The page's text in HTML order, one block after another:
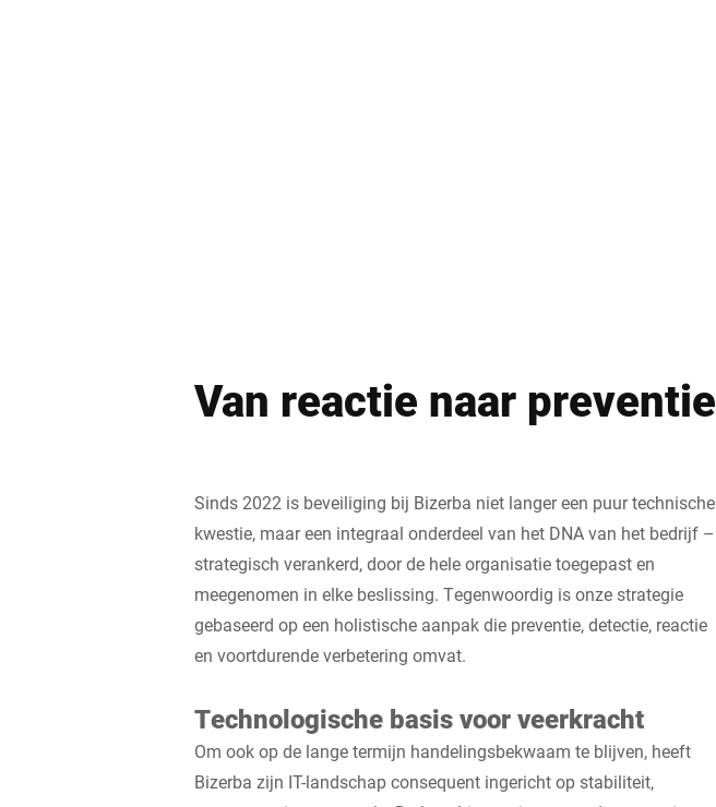
Van reactie naar preventie
Sinds 2022 is beveiliging bij Bizerba niet langer een puur technische
kwestie, maar een integraal onderdeel van het DNA van het bedrijf –
strategisch verankerd, door de hele organisatie toegepast en
meegenomen in elke beslissing. Tegenwoordig is onze strategie
gebaseerd op een holistische aanpak die preventie, detectie, reactie
en voortdurende verbetering omvat.
Technologische basis voor veerkracht
Om ook op de lange termijn handelingsbekwaam te blijven, heeft
Bizerba zijn IT-landschap consequent ingericht op stabiliteit,